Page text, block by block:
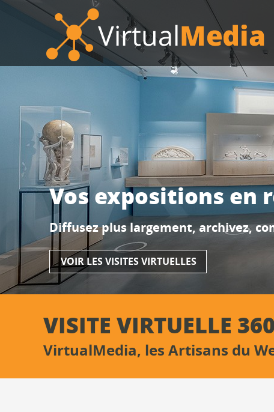
Vos expositions
Diffusez plus largement, archivez,
VOIR LES VISITES VIRTUELLES
VISITE VIRTUELLE
VirtualMedia, les Artisans du